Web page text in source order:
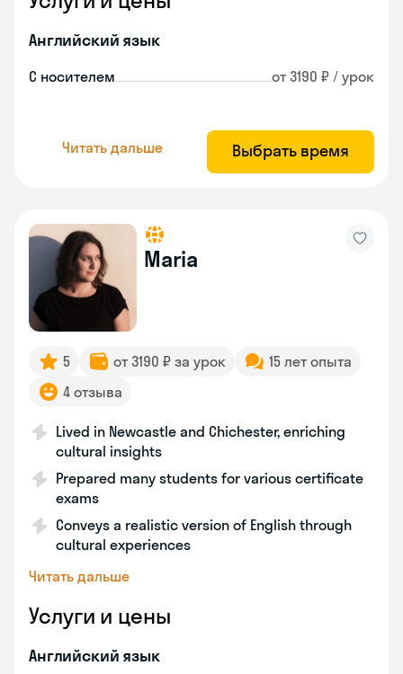
Английский язык
С носителем от 3190 ₽ / урок
Читать дальше Выбрать время
Maria
5 от 3190 ₽ за урок
15 лет опыта
4 отзыва
Lived in Newcastle and Chichester, enriching
cultural insights
Prepared many students for various certificate
exams
Conveys a realistic version of English through
cultural experiences
Читать дальше
Услуги и цены
Английский язык